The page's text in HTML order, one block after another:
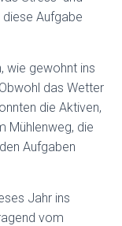
Aufgabe
wie gewohnt ins
das Wetter
die Aktiven,
Mühlenweg, die
Aufgaben
Jahr ins
vom